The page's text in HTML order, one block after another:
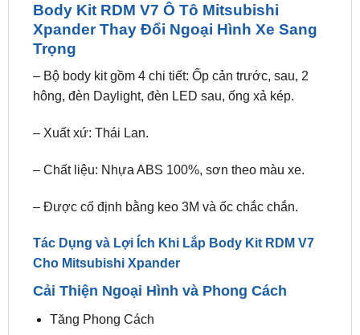
Body Kit RDM V7 Ô Tô Mitsubishi
Xpander Thay Đổi Ngoại Hình Xe Sang
Trọng
– Bộ body kit gồm 4 chi tiết: Ốp cản trước, sau, 2
hông, đèn Daylight, đèn LED sau, ống xả kép.
– Xuất xứ: Thái Lan.
– Chất liệu: Nhựa ABS 100%, sơn theo màu xe.
– Được cố định bằng keo 3M và ốc chắc chắn.
Tác Dụng và Lợi Ích Khi Lắp Body Kit RDM V7
Cho Mitsubishi Xpander
Cải Thiện Ngoại Hình và Phong Cách
Tăng Phong Cách